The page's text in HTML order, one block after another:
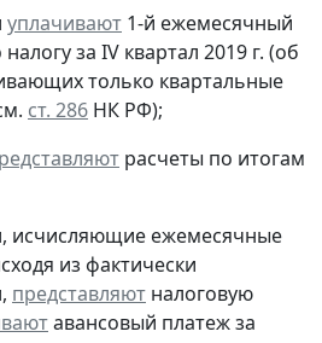
уплачивают 1-й ежемесячный
за IV квартал 2019 г. (об
только квартальные
ст. 286 НК РФ);
расчеты по итогам
исчисляющие ежемесячные
из фактически
представляют налоговую
авансовый платеж за